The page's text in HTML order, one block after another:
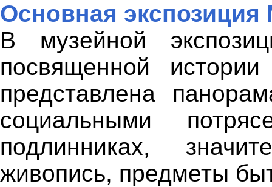
Основная
В музейной
посвященной
представлена
социальными
подлинниках,
живопись, предметы